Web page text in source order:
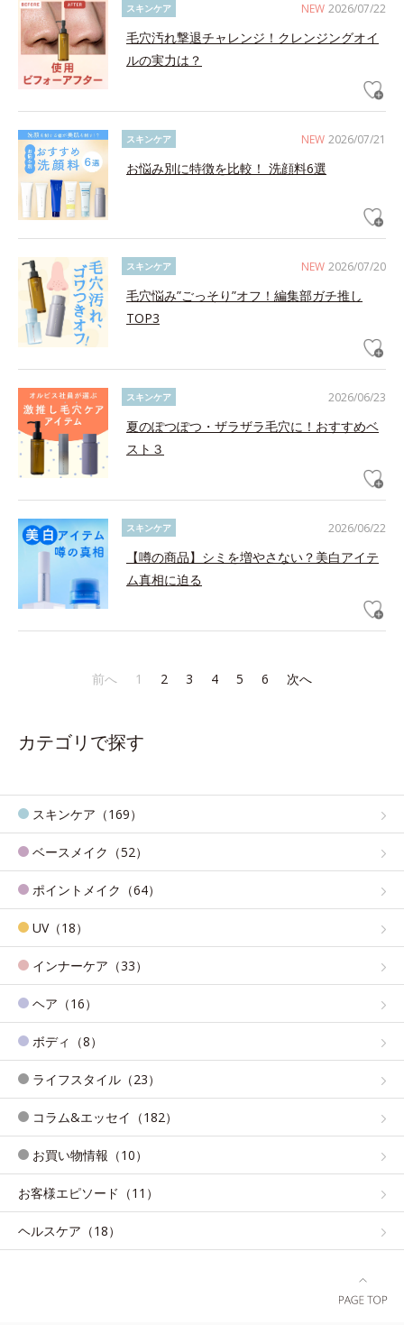
NEW 2026/07/22
スキンケア
毛穴汚れ撃退チャレンジ！クレンジングオイ
ルの実力は？
NEW 2026/07/21
スキンケア
お悩み別に特徴を比較！ 洗顔料6選
NEW 2026/07/20
スキンケア
毛穴悩み”ごっそり”オフ！編集部ガチ推し
TOP3
2026/06/23
スキンケア
夏のぽつぽつ・ザラザラ毛穴に！おすすめベ
スト３
2026/06/22
スキンケア
【噂の商品】シミを増やさない？美白アイテ
ム真相に迫る
前へ 1 2 3 4 5 6 次へ
カテゴリで探す
スキンケア（169）
ベースメイク（52）
ポイントメイク（64）
UV（18）
インナーケア（33）
ヘア（16）
ボディ（8）
ライフスタイル（23）
コラム&エッセイ（182）
お買い物情報（10）
お客様エピソード（11）
ヘルスケア（18）